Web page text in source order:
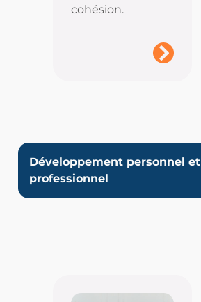
cohésion.
Développement personnel et
professionnel